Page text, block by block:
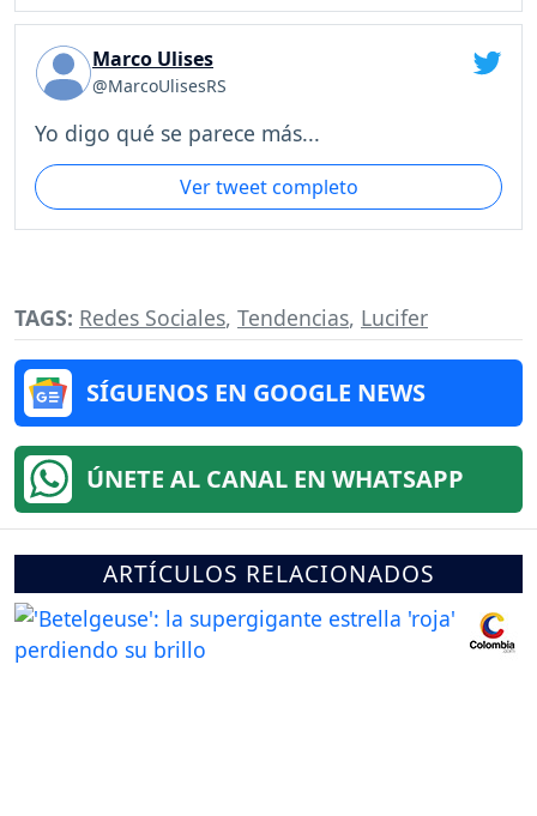
Marco Ulises
@MarcoUlisesRS
Yo digo qué se parece más...
Ver tweet completo
TAGS: Redes Sociales, Tendencias, Lucifer
SÍGUENOS EN GOOGLE NEWS
ÚNETE AL CANAL EN WHATSAPP
ARTÍCULOS RELACIONADOS